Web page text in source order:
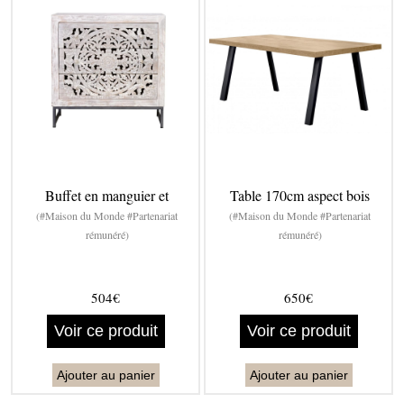
Buffet en manguier et
(#Maison du Monde #Partenariat
rémunéré)
504€
Voir ce produit
Ajouter au panier
Table 170cm aspect bois
(#Maison du Monde #Partenariat
rémunéré)
650€
Voir ce produit
Ajouter au panier